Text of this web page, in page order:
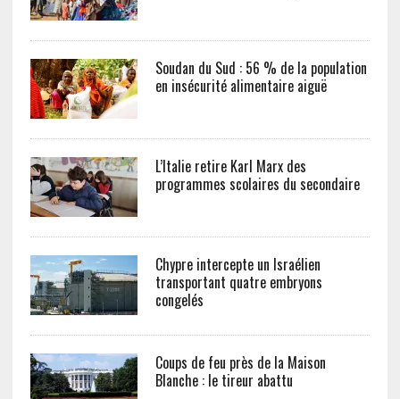
Soudan du Sud : 56 % de la population
en insécurité alimentaire aiguë
L’Italie retire Karl Marx des
programmes scolaires du secondaire
Chypre intercepte un Israélien
transportant quatre embryons
congelés
Coups de feu près de la Maison
Blanche : le tireur abattu